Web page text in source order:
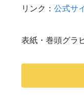
リンク：公式サ
表紙・巻頭グラ